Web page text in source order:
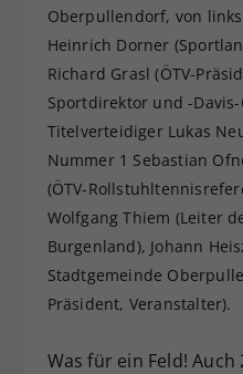
Oberpullendorf, von
Heinrich Dorner
Richard Grasl (ÖTV-
Sportdirektor und -
Titelverteidiger Lukas
Nummer 1 Sebastian
(ÖTV-
Wolfgang Thiem (Leiter
Burgenland), Johann
Stadtgemeinde
Präsident, Veranstalter).
Was für ein Feld!
Zweck
Dieser
zufällig
historische
hat.